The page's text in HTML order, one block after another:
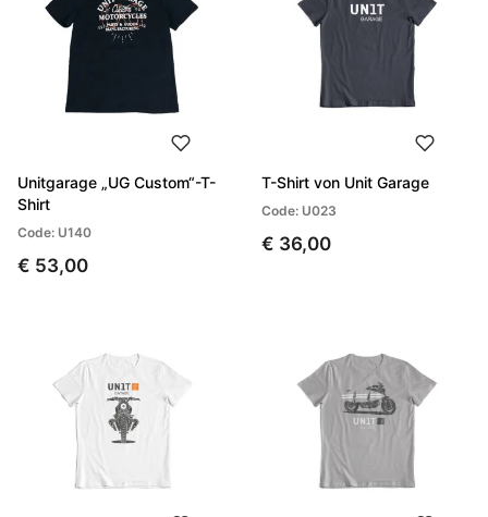
Unitgarage „UG Custom“-T-
Shirt
Code: U140
€ 53,00
T-Shirt von Unit Garage
Code: U023
€ 36,00